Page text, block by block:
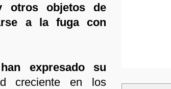
otros objetos de
a la fuga con
expresado su
creciente en los